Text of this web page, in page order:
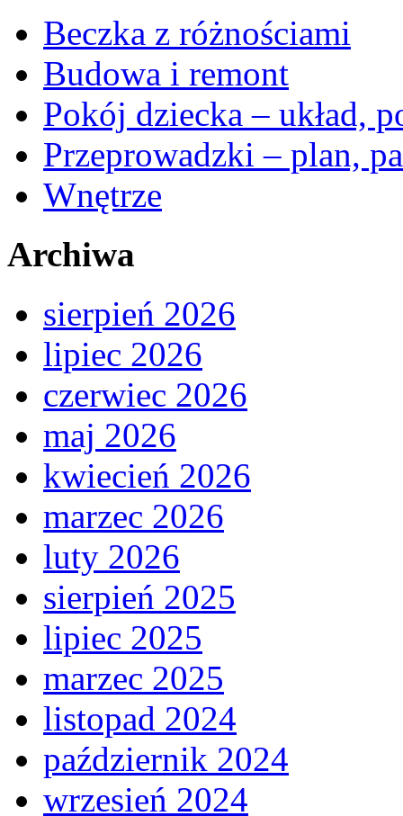
Beczka z różnościami
Budowa i remont
Pokój dziecka – układ,
Przeprowadzki – plan,
Wnętrze
Archiwa
sierpień 2026
lipiec 2026
czerwiec 2026
maj 2026
kwiecień 2026
marzec 2026
luty 2026
sierpień 2025
lipiec 2025
marzec 2025
listopad 2024
październik 2024
wrzesień 2024